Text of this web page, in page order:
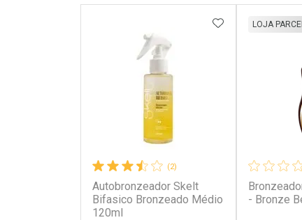
(2)
Autobronzeador Skelt
Bifasico Bronzeado Médio
120ml
ADICIONAR
- Bronze
LOJA